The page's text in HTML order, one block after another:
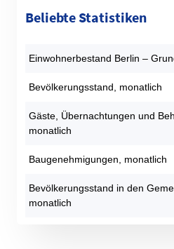
Beliebte Statistiken
Einwohnerbestand Berlin –
Bevölkerungsstand, monatlich
Gäste, Übernachtungen und
monatlich
Baugenehmigungen, monatlich
Bevölkerungsstand in den
monatlich